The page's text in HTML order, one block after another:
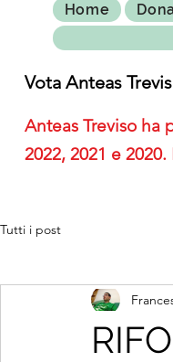
Home
Vota Anteas
Anteas Treviso
2022, 2021 e
Tutti i post